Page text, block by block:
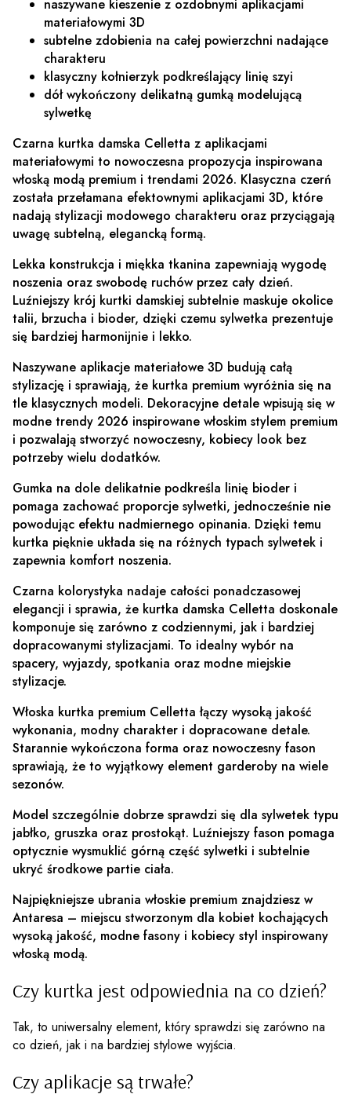
naszywane kieszenie z ozdobnymi aplikacjami
materiałowymi 3D
subtelne zdobienia na całej powierzchni nadające
charakteru
klasyczny kołnierzyk podkreślający linię szyi
dół wykończony delikatną gumką modelującą
sylwetkę
Czarna kurtka damska Celletta z aplikacjami
materiałowymi to nowoczesna propozycja inspirowana
włoską modą premium i trendami 2026. Klasyczna czerń
została przełamana efektownymi aplikacjami 3D, które
nadają stylizacji modowego charakteru oraz przyciągają
uwagę subtelną, elegancką formą.
Lekka konstrukcja i miękka tkanina zapewniają wygodę
noszenia oraz swobodę ruchów przez cały dzień.
Luźniejszy krój kurtki damskiej subtelnie maskuje okolice
talii, brzucha i bioder, dzięki czemu sylwetka prezentuje
się bardziej harmonijnie i lekko.
Naszywane aplikacje materiałowe 3D budują całą
stylizację i sprawiają, że kurtka premium wyróżnia się na
tle klasycznych modeli. Dekoracyjne detale wpisują się w
modne trendy 2026 inspirowane włoskim stylem premium
i pozwalają stworzyć nowoczesny, kobiecy look bez
potrzeby wielu dodatków.
Gumka na dole delikatnie podkreśla linię bioder i
pomaga zachować proporcje sylwetki, jednocześnie nie
powodując efektu nadmiernego opinania. Dzięki temu
kurtka pięknie układa się na różnych typach sylwetek i
zapewnia komfort noszenia.
Czarna kolorystyka nadaje całości ponadczasowej
elegancji i sprawia, że kurtka damska Celletta doskonale
komponuje się zarówno z codziennymi, jak i bardziej
dopracowanymi stylizacjami. To idealny wybór na
spacery, wyjazdy, spotkania oraz modne miejskie
stylizacje.
Włoska kurtka premium Celletta łączy wysoką jakość
wykonania, modny charakter i dopracowane detale.
Starannie wykończona forma oraz nowoczesny fason
sprawiają, że to wyjątkowy element garderoby na wiele
sezonów.
Model szczególnie dobrze sprawdzi się dla sylwetek typu
jabłko, gruszka oraz prostokąt. Luźniejszy fason pomaga
optycznie wysmuklić górną część sylwetki i subtelnie
ukryć środkowe partie ciała.
Najpiękniejsze ubrania włoskie premium znajdziesz w
Antaresa – miejscu stworzonym dla kobiet kochających
wysoką jakość, modne fasony i kobiecy styl inspirowany
włoską modą.
Czy kurtka jest odpowiednia na co dzień?
Tak, to uniwersalny element, który sprawdzi się zarówno na
co dzień, jak i na bardziej stylowe wyjścia.
Czy aplikacje są trwałe?